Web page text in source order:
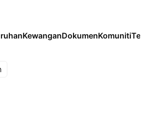
KewanganDokumenKomuniti